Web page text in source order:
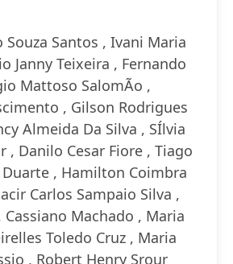
Souza Santos , Ivani Maria
Janny Teixeira , Fernando
Mattoso SalomÃo ,
, Gilson Rodrigues
Almeida Da Silva , SÍlvia
, Danilo Cesar Fiore , Tiago
, Hamilton Coimbra
Carlos Sampaio Silva ,
Machado , Maria
Toledo Cruz , Maria
, Robert Henry Srour